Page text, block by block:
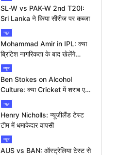
SL-W vs PAK-W 2nd T20I:
Sri Lanka ने किया सीरीज पर कब्जा
न्यूज
Mohammad Amir in IPL: क्या
ब्रिटिश नागरिकता के बाद खेलेंगे
आईपीएल?
न्यूज
Ben Stokes on Alcohol
Culture: क्या Cricket में शराब एक
बड़ी समस्या है?
न्यूज
Henry Nicholls: न्यूजीलैंड टेस्ट
टीम में धमाकेदार वापसी
न्यूज
AUS vs BAN: ऑस्ट्रेलिया टेस्ट से